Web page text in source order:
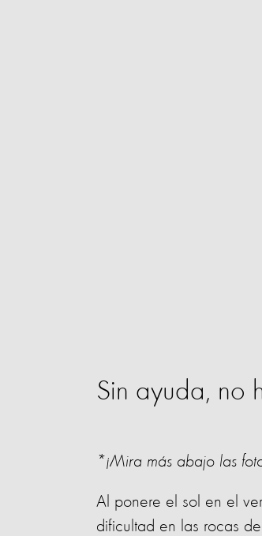
Sin ayuda, no
*¡Mira más abajo las
Al ponere el sol en el
dificultad en las rocas